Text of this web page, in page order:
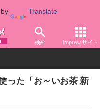
Translate
検索 Impressサイト
コール 伊藤園
った「お～いお茶 新